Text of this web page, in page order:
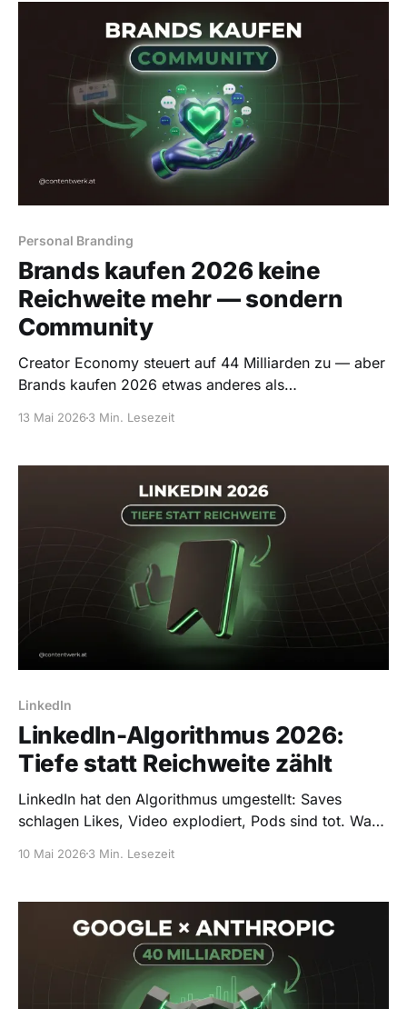
Personal Branding
Brands kaufen 2026 keine
Reichweite mehr — sondern
Community
Creator Economy steuert auf 44 Milliarden zu — aber
Brands kaufen 2026 etwas anderes als
13 Mai 20263 Min. Lesezeit
LinkedIn
LinkedIn-Algorithmus 2026:
Tiefe statt Reichweite zählt
LinkedIn hat den Algorithmus umgestellt: Saves
schlagen Likes, Video explodiert, Pods sind tot. Was
10 Mai 20263 Min. Lesezeit